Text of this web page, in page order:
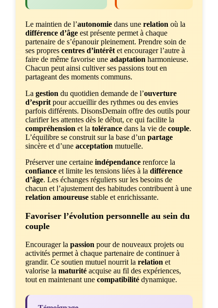
Le maintien de l’autonomie dans une relation où la
différence d’âge est présente permet à chaque
partenaire de s’épanouir pleinement. Prendre soin de
ses propres centres d’intérêt et encourager l’autre à
faire de même favorise une adaptation harmonieuse.
Chacun peut ainsi cultiver ses passions tout en
partageant des moments communs.
La gestion du quotidien demande de l’ouverture
d’esprit pour accueillir des rythmes ou des envies
parfois différents. DisonsDemain offre des outils pour
clarifier les attentes dès le début, ce qui facilite la
compréhension et la tolérance dans la vie de couple.
L’équilibre se construit sur la base d’un partage
sincère et d’une acceptation mutuelle.
Préserver une certaine indépendance renforce la
confiance et limite les tensions liées à la différence
d’âge. Les échanges réguliers sur les besoins de
chacun et l’ajustement des habitudes contribuent à une
relation amoureuse stable et enrichissante.
Favoriser l’évolution personnelle au sein du
couple
Encourager la passion pour de nouveaux projets ou
activités permet à chaque partenaire de continuer à
grandir. Ce soutien mutuel nourrit la relation et
valorise la maturité acquise au fil des expériences,
tout en maintenant une compatibilité dynamique.